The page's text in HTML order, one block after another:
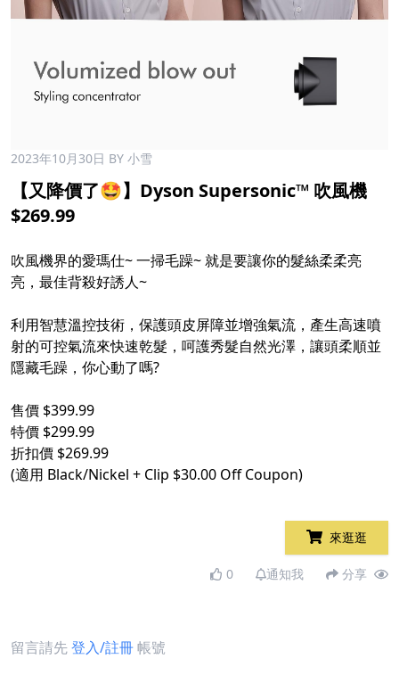
2023年10月30日 BY 小雪
【又降價了🤩】Dyson Supersonic™ 吹風機
$269.99
吹風機界的愛瑪仕~ 一掃毛躁~ 就是要讓你的髮絲柔柔亮
亮，最佳背殺好誘人~
利用智慧溫控技術，保護頭皮屏障並增強氣流，產生高速噴
射的可控氣流來快速乾髮，呵護秀髮自然光澤，讓頭柔順並
隱藏毛躁，你心動了嗎?
售價 $399.99
特價 $299.99
折扣價 $269.99
(適用 Black/Nickel + Clip $30.00 Off Coupon)
來逛逛
0 通知我 分享
留言請先登入/註冊帳號